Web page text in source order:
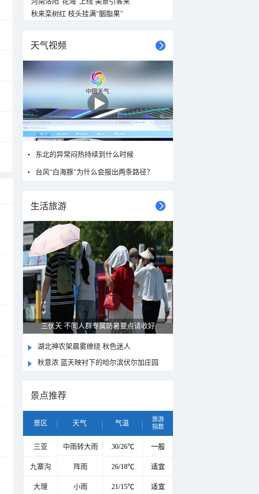
秋来栾树红 枝头挂满“胭脂果”
天气视频
东北的异常闷热持续到什么时候
台风“白海豚”为什么会报出两条路径？
生活旅游
三伏天 不同人群专属防暑要点请收好
湖北神农架晨雾缭绕 秋色迷人
秋意浓 蓝天映衬下的哈尔滨伏尔加庄园
景点推荐
景区 天气 气温
旅游
指数
三亚 中雨转大雨 30/26℃ 一般
九寨沟 阵雨 26/18℃ 适宜
大理 小雨 21/15℃ 适宜